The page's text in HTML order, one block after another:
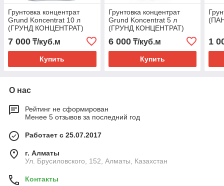
Грунтовка концентрат
Grund Konсentrat 10 л
(ГРУНД КОНЦЕНТРАТ)
7 000 ₸/куб.м
Купить
Грунтовка концентрат
Grund Konсentrat 5 л
(ГРУНД КОНЦЕНТРАТ)
6 000₸/куб.м
Купить
1
О нас
Рейтинг не сформирован
Менее 5 отзывов за последний год
Работает с 25.07.2017
г. Алматы
Ул. Брусиловского, 152, Алматы, Казахстан
Контакты